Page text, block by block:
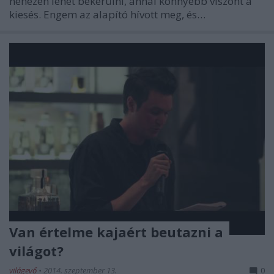
kiesés. Engem az alapító hívott meg, és…
Van értelme kajaért beutazni a
világot?
világevő • 2014. szeptember 13. 0